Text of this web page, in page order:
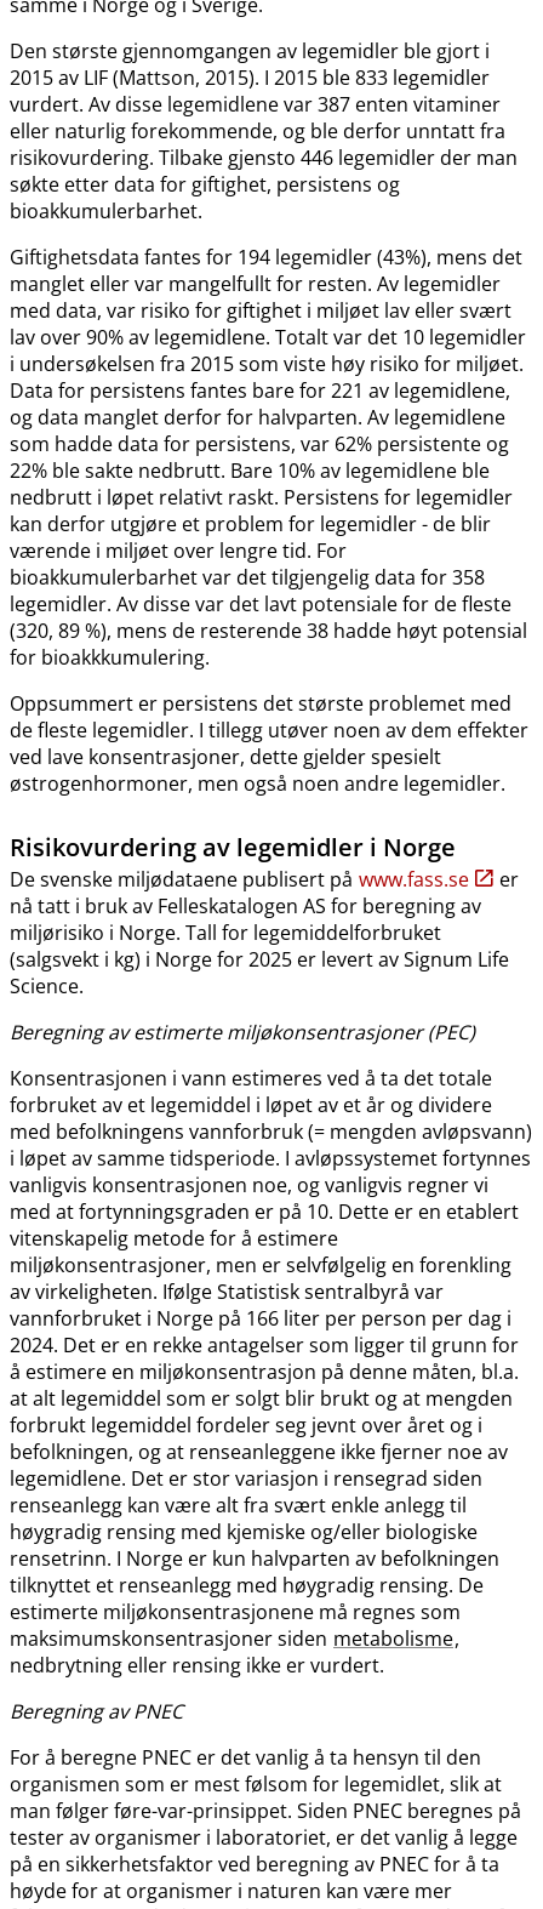
Den største gjennomgangen av legemidler ble gjort i
2015 av LIF (Mattson, 2015). I 2015 ble 833 legemidler
vurdert. Av disse legemidlene var 387 enten vitaminer
eller naturlig forekommende, og ble derfor unntatt fra
risikovurdering. Tilbake gjensto 446 legemidler der man
søkte etter data for giftighet, persistens og
bioakkumulerbarhet.
Giftighetsdata fantes for 194 legemidler (43%), mens det
manglet eller var mangelfullt for resten. Av legemidler
med data, var risiko for giftighet i miljøet lav eller svært
lav over 90% av legemidlene. Totalt var det 10 legemidler
i undersøkelsen fra 2015 som viste høy risiko for miljøet.
Data for persistens fantes bare for 221 av legemidlene,
og data manglet derfor for halvparten. Av legemidlene
som hadde data for persistens, var 62% persistente og
22% ble sakte nedbrutt. Bare 10% av legemidlene ble
nedbrutt i løpet relativt raskt. Persistens for legemidler
kan derfor utgjøre et problem for legemidler - de blir
værende i miljøet over lengre tid. For
bioakkumulerbarhet var det tilgjengelig data for 358
legemidler. Av disse var det lavt potensiale for de fleste
(320, 89 %), mens de resterende 38 hadde høyt potensial
for bioakkkumulering.
Oppsummert er persistens det største problemet med
de fleste legemidler. I tillegg utøver noen av dem effekter
ved lave konsentrasjoner, dette gjelder spesielt
østrogenhormoner, men også noen andre legemidler.
Risikovurdering av legemidler i Norge
De svenske miljødataene publisert på www.fass.se
er
nå tatt i bruk av Felleskatalogen AS for beregning av
miljørisiko i Norge. Tall for legemiddelforbruket
(salgsvekt i kg) i Norge for 2025 er levert av Signum Life
Science.
Beregning av estimerte miljøkonsentrasjoner (PEC)
Konsentrasjonen i vann estimeres ved å ta det totale
forbruket av et legemiddel i løpet av et år og dividere
med befolkningens vannforbruk (= mengden avløpsvann)
i løpet av samme tidsperiode. I avløpssystemet fortynnes
vanligvis konsentrasjonen noe, og vanligvis regner vi
med at fortynningsgraden er på 10. Dette er en etablert
vitenskapelig metode for å estimere
miljøkonsentrasjoner, men er selvfølgelig en forenkling
av virkeligheten. Ifølge Statistisk sentralbyrå var
vannforbruket i Norge på 166 liter per person per dag i
2024. Det er en rekke antagelser som ligger til grunn for
å estimere en miljøkonsentrasjon på denne måten, bl.a.
at alt legemiddel som er solgt blir brukt og at mengden
forbrukt legemiddel fordeler seg jevnt over året og i
befolkningen, og at renseanleggene ikke fjerner noe av
legemidlene. Det er stor variasjon i rensegrad siden
renseanlegg kan være alt fra svært enkle anlegg til
høygradig rensing med kjemiske og​/​eller biologiske
rensetrinn. I Norge er kun halvparten av befolkningen
tilknyttet et renseanlegg med høygradig rensing. De
estimerte miljøkonsentrasjonene må regnes som
maksimumskonsentrasjoner siden metabolisme,
nedbrytning eller rensing ikke er vurdert.
Beregning av PNEC
For å beregne PNEC er det vanlig å ta hensyn til den
organismen som er mest følsom for legemidlet, slik at
man følger føre-var-prinsippet. Siden PNEC beregnes på
tester av organismer i laboratoriet, er det vanlig å legge
på en sikkerhetsfaktor ved beregning av PNEC for å ta
høyde for at organismer i naturen kan være mer